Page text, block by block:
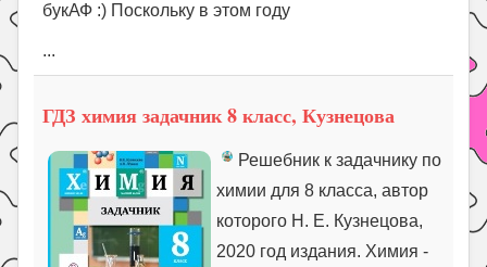
букАФ :) Поскольку в этом году
...
ГДЗ химия задачник 8 класс, Кузнецова
Решебник к задачнику по
химии для 8 класса, автор
которого Н. Е. Кузнецова,
2020 год издания. Химия -